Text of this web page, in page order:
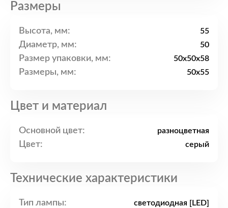
Размеры
Высота, мм: 55
Диаметр, мм: 50
Размер упаковки, мм: 50x50x58
Размеры, мм: 50x55
Цвет и материал
Основной цвет: разноцветная
Цвет: серый
Технические характеристики
Тип лампы: светодиодная [LED]